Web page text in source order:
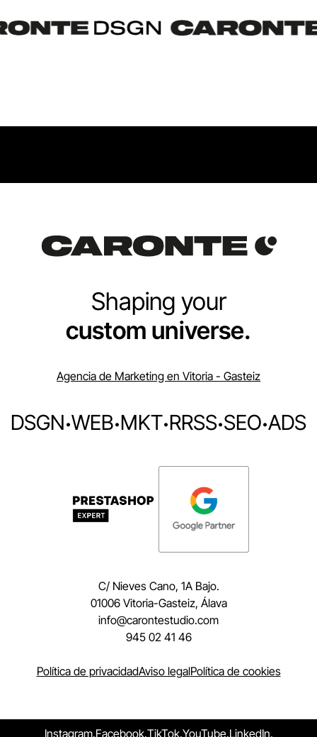
Shaping your
custom universe.
Agencia de Marketing en Vitoria - Gasteiz
DSGN·WEB·MKT·RRSS·SEO·ADS
C/ Nieves Cano, 1A Bajo.
01006 Vitoria-Gasteiz, Álava
moc.oidutsetnorac@ofni
945 02 41 46
Política de privacidadAviso legalPolítica de cookies
Instagram.Facebook.TikTok.YouTube.LinkedIn.